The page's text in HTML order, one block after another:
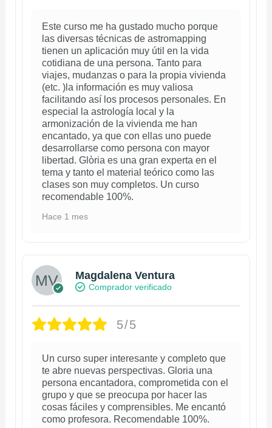
Este curso me ha gustado mucho porque
las diversas técnicas de astromapping
tienen un aplicación muy útil en la vida
cotidiana de una persona. Tanto para
viajes, mudanzas o para la propia vivienda
(etc. )la información es muy valiosa
facilitando así los procesos personales. En
especial la astrología local y la
armonización de la vivienda me han
encantado, ya que con ellas uno puede
desarrollarse como persona con mayor
libertad. Glòria es una gran experta en el
tema y tanto el material teórico como las
clases son muy completos. Un curso
recomendable 100%.
Hace 1 mes
Magdalena Ventura
Comprador verificado
5/5
Un curso super interesante y completo que
te abre nuevas perspectivas. Gloria una
persona encantadora, comprometida con el
grupo y que se preocupa por hacer las
cosas fáciles y comprensibles. Me encantó
como profesora. Recomendable 100%.